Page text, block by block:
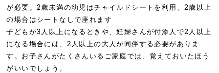
が必要。2歳未満の幼児はチャイルドシートを利用、2歳以上
の場合はシートなしで座れます
子どもが3人以上になるときや、妊婦さんが付添人で2人以上
になる場合には、2人以上の大人が同伴する必要がありま
す。お子さんがたくさんいるご家庭では、覚えておいたほう
がいいでしょう。